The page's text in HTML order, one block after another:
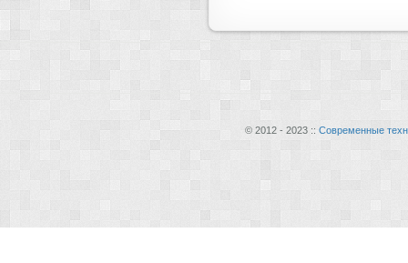
© 2012 - 2023 :: Современные